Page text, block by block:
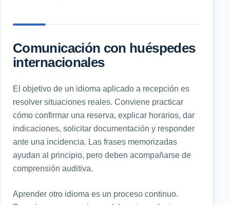
Comunicación con huéspedes
internacionales
El objetivo de un idioma aplicado a recepción es
resolver situaciones reales. Conviene practicar
cómo confirmar una reserva, explicar horarios, dar
indicaciones, solicitar documentación y responder
ante una incidencia. Las frases memorizadas
ayudan al principio, pero deben acompañarse de
comprensión auditiva.
Aprender otro idioma es un proceso continuo.